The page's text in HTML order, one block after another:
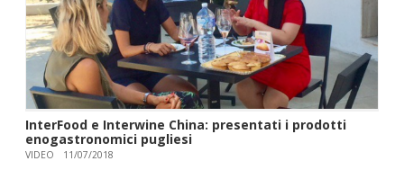
InterFood e Interwine China: presentati i prodotti
enogastronomici pugliesi
VIDEO 11/07/2018